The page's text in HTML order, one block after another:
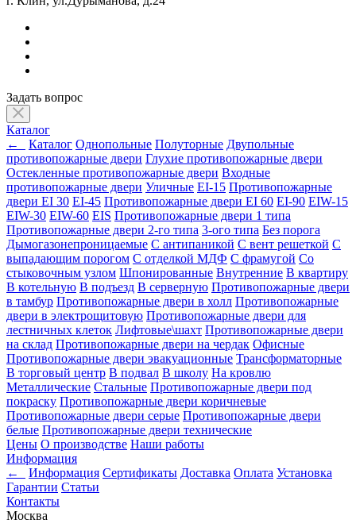
Задать вопрос
Каталог
←
Каталог Однопольные Полуторные Двупольные
противопожарные двери Глухие противопожарные двери
Остекленные противопожарные двери Входные
противопожарные двери Уличные EI-15 Противопожарные
двери EI 30 EI-45 Противопожарные двери EI 60 EI-90 EIW-15
EIW-30 EIW-60 EIS Противопожарные двери 1 типа
Противопожарные двери 2-го типа 3-ого типа Без порога
Дымогазонепроницаемые С антипаникой С вент решеткой С
выпадающим порогом С отделкой МДФ С фрамугой Со
стыковочным узлом Шпонированные Внутренние В квартиру
В котельную В подъезд В серверную Противопожарные двери
в тамбур Противопожарные двери в холл Противопожарные
двери в электрощитовую Противопожарные двери для
лестничных клеток Лифтовые\шахт Противопожарные двери
на склад Противопожарные двери на чердак Офисные
Противопожарные двери эвакуационные Трансформаторные
В торговый центр В подвал В школу На кровлю
Металлические Стальные Противопожарные двери под
покраску Противопожарные двери коричневые
Противопожарные двери серые Противопожарные двери
белые Противопожарные двери технические
Цены О производстве Наши работы
Информация
←
Информация Сертификаты Доставка Оплата Установка
Гарантии Статьи
Контакты
Москва